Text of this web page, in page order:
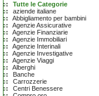
Tutte le Categorie
aziende italiane
Abbigliamento per bambini
Agenzie Assicurative
Agenzie Finanziarie
Agenzie Immobiliari
Agenzie Interinali
Agenzie Investigative
Agenzie Viaggi
Alberghi
Banche
Carrozzerie
Centri Benessere